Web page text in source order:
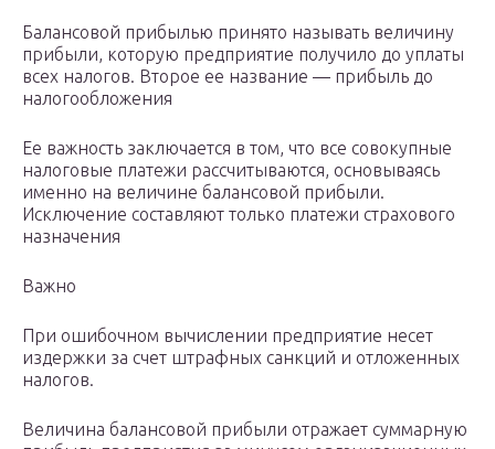
Балансовой прибылью принято называть величину
прибыли, которую предприятие получило до уплаты
всех налогов. Второе ее название — прибыль до
налогообложения
Ее важность заключается в том, что все совокупные
налоговые платежи рассчитываются, основываясь
именно на величине балансовой прибыли.
Исключение составляют только платежи страхового
назначения
Важно
При ошибочном вычислении предприятие несет
издержки за счет штрафных санкций и отложенных
налогов.
Величина балансовой прибыли отражает суммарную